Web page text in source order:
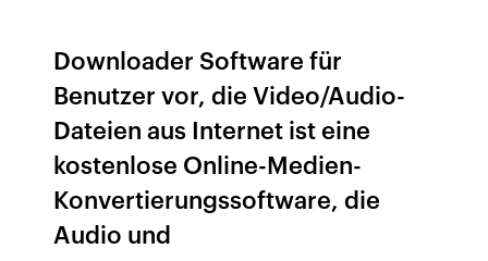
Downloader Software für
Benutzer vor, die Video/Audio-
Dateien aus Internet ist eine
kostenlose Online-Medien-
Konvertierungssoftware, die
Audio und